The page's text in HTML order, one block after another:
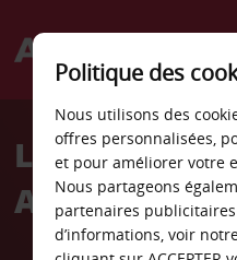
Welcome
AvisLocation de
Aéroport de
Politique des
Nous utilisons des
offres personnalisées,
et pour améliorer votre
Nous partageons
partenaires
d’informations, voir